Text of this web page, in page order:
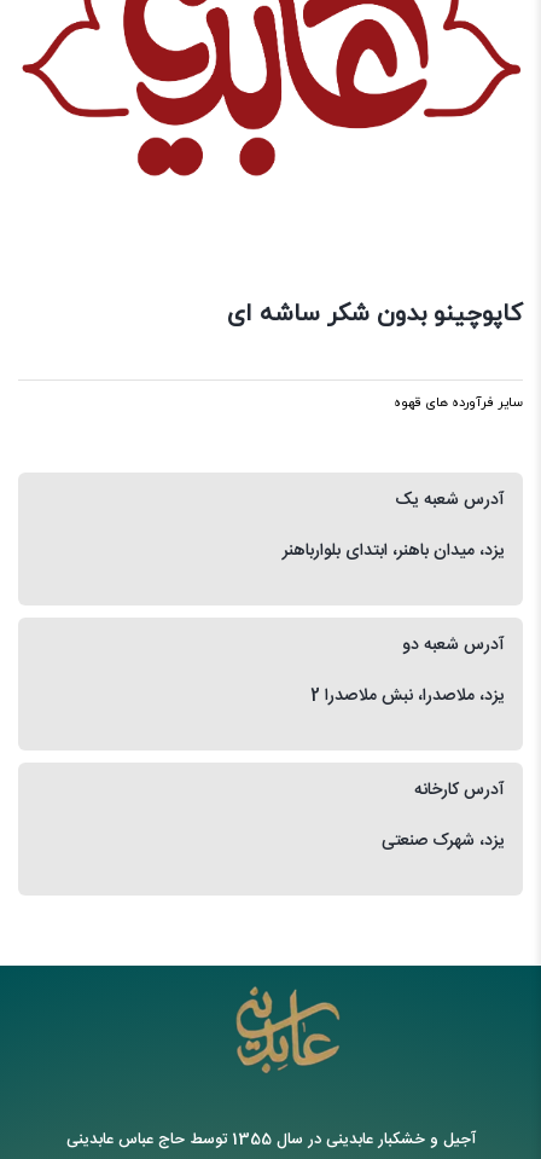
کاپوچینو بدون شکر ساشه ای
سایر فرآورده های قهوه
آدرس شعبه یک
یزد، میدان باهنر، ابتدای بلوارباهنر
آدرس شعبه دو
یزد، ملاصدرا، نبش ملاصدرا 2
آدرس کارخانه
یزد، شهرک صنعتی
آجیل و خشکبار عابدینی در سال 1355 توسط حاج عباس عابدینی